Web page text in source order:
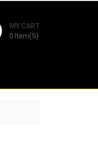
MY CART
0 Item(s)